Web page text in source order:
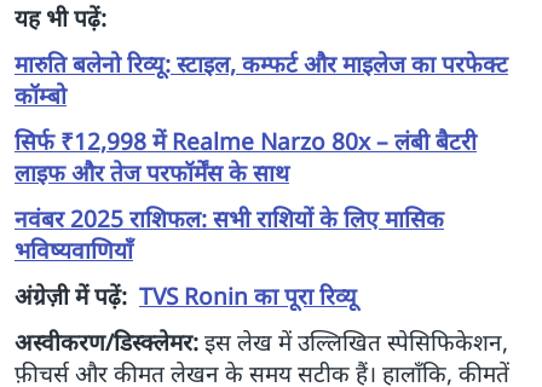
यह भी पढ़ें:
मारुति बलेनो रिव्यू: स्टाइल, कम्फर्ट और माइलेज का परफेक्ट
कॉम्बो
सिर्फ ₹12,998 में Realme Narzo 80x – लंबी बैटरी
लाइफ और तेज परफॉर्मेंस के साथ
नवंबर 2025 राशिफल: सभी राशियों के लिए मासिक
भविष्यवाणियाँ
अंग्रेज़ी में पढ़ें: TVS Ronin का पूरा रिव्यू
अस्वीकरण/डिस्क्लेमर:इस लेख में उल्लिखित स्पेसिफिकेशन,
फ़ीचर्स और कीमत लेखन के समय सटीक हैं। हालाँकि, कीमतें